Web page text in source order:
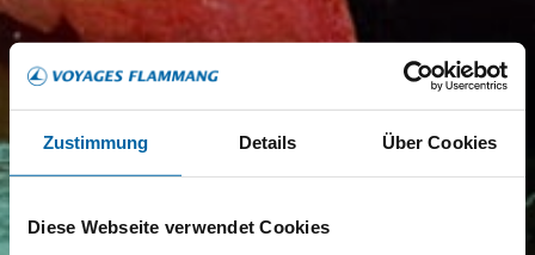
Zustimmung Details Über Cookies
Diese Webseite verwendet Cookies